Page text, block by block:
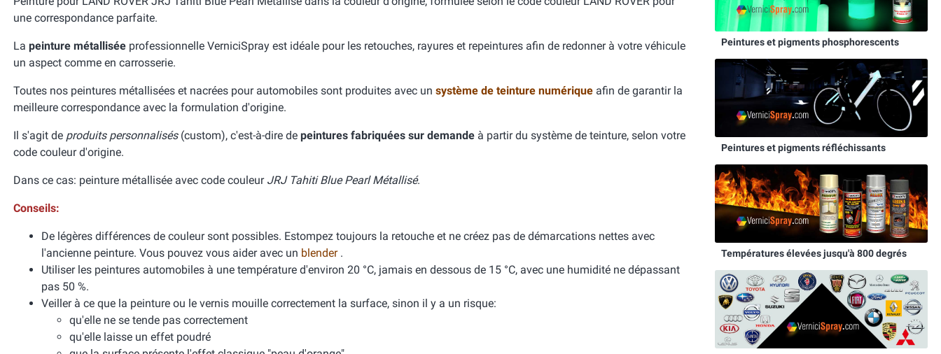
une correspondance parfaite.
La peinture métallisée professionnelle VerniciSpray est idéale pour les retouches, rayures et repeintures afin de redonner à votre véhicule
un aspect comme en carrosserie.
Toutes nos peintures métallisées et nacrées pour automobiles sont produites avec un système de teinture numérique afin de garantir la
meilleure correspondance avec la formulation d'origine.
Il s'agit de produits personnalisés(custom), c'est-à-dire de peintures fabriquées sur demande à partir du système de teinture, selon votre
code couleur d'origine.
Dans ce cas: peinture métallisée avec code couleur JRJ Tahiti Blue Pearl Métallisé.
Conseils:
De légères différences de couleur sont possibles. Estompez toujours la retouche et ne créez pas de démarcations nettes avec
l'ancienne peinture. Vous pouvez vous aider avec un blender .
Utiliser les peintures automobiles à une température d'environ 20 °C, jamais en dessous de 15 °C, avec une humidité ne dépassant
pas 50 %.
Veiller à ce que la peinture ou le vernis mouille correctement la surface, sinon il y a un risque:
qu'elle ne se tende pas correctement
qu'elle laisse un effet poudré
Peintures et pigments phosphorescents
Peintures et pigments réfléchissants
Températures élevées jusqu'à 800 degrés